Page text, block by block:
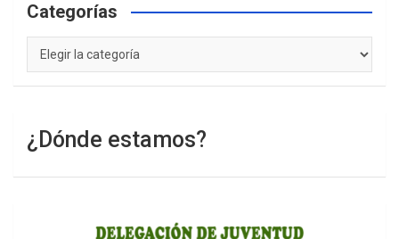
Categorías
Categorías
¿Dónde estamos?